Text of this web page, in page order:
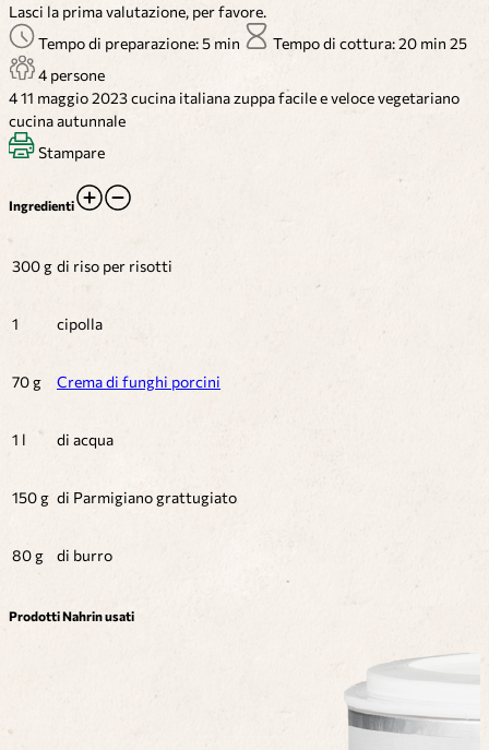
Lasci la prima valutazione, per favore.
Tempo di preparazione: 5 min
Tempo di cottura: 20 min 25
4 persone
411 maggio 2023cucina italianazuppafacile e velocevegetariano
cucina autunnale
Stampare
Ingredienti
300 g di riso per risotti
1 cipolla
70 g Crema di funghi porcini
1 l di acqua
150 g di Parmigiano grattugiato
80 g di burro
Prodotti Nahrin usati